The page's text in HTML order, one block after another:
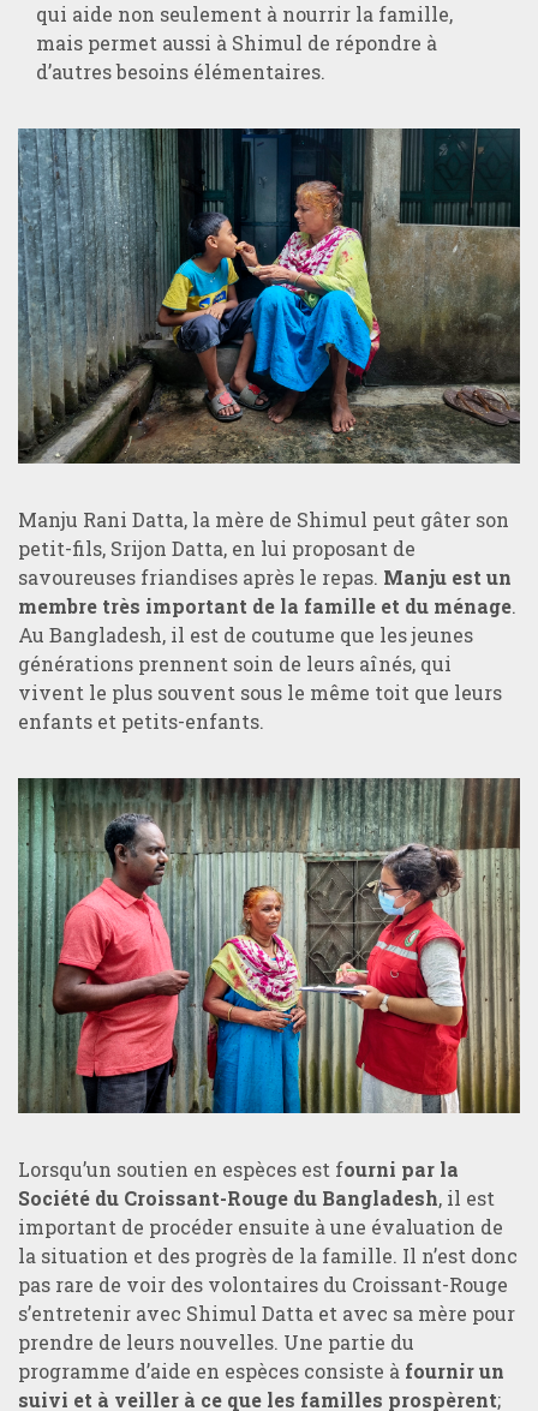
qui aide non seulement à nourrir la famille,
mais permet aussi à Shimul de répondre à
d’autres besoins élémentaires.
Manju Rani Datta, la mère de Shimul peut gâter son
petit-fils, Srijon Datta, en lui proposant de
savoureuses friandises après le repas. Manju est un
membre très important de la famille et du ménage.
Au Bangladesh, il est de coutume que les jeunes
générations prennent soin de leurs aînés, qui
vivent le plus souvent sous le même toit que leurs
enfants et petits-enfants.
Lorsqu’un soutien en espèces est fourni par la
Société du Croissant-Rouge du Bangladesh, il est
important de procéder ensuite à une évaluation de
la situation et des progrès de la famille. Il n’est donc
pas rare de voir des volontaires du Croissant-Rouge
s’entretenir avec Shimul Datta et avec sa mère pour
prendre de leurs nouvelles. Une partie du
programme d’aide en espèces consiste à fournir un
suivi et à veiller à ce que les familles prospèrent;